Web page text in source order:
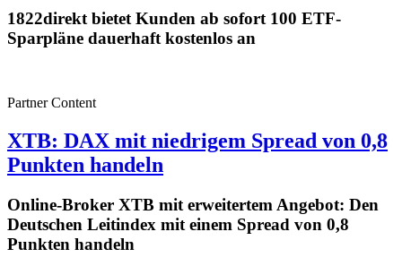
1822direkt bietet Kunden ab sofort 100 ETF-
Sparpläne dauerhaft kostenlos an
Partner Content
XTB: DAX mit niedrigem Spread von 0,8
Punkten handeln
Online-Broker XTB mit erweitertem Angebot: Den
Deutschen Leitindex mit einem Spread von 0,8
Punkten handeln